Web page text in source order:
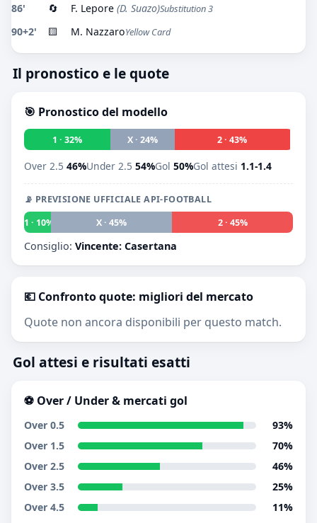
86' 🔄 F. Lepore (D. Suazo)Substitution 3
90+2' 🟨 M. NazzaroYellow Card
Il pronostico e le quote
🎯 Pronostico del modello
1 · 32% X · 24% 2 · 43%
Over 2.5 46%Under 2.5 54%Gol 50%Gol attesi 1.1-1.4
📡 PREVISIONE UFFICIALE API-FOOTBALL
1 · 10%
X · 45% 2 · 45%
Consiglio: Vincente: Casertana
💶 Confronto quote: migliori del mercato
Quote non ancora disponibili per questo match.
Gol attesi e risultati esatti
⚽ Over / Under & mercati gol
Over 0.5
93%
Over 1.5
70%
Over 2.5
46%
Over 3.5
25%
Over 4.5
11%